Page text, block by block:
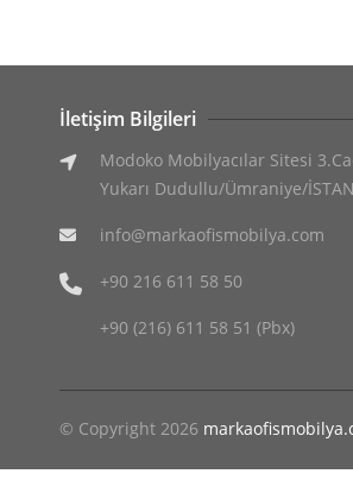
İletişim Bilgileri
Modoko Mobilyacılar Sitesi
Yukarı Dudullu/Ümraniye/
info@markaofismobilya.com
+90 216 611 58 50
+90 (216) 611 58 51 (Pbx)
© Copyright 2026